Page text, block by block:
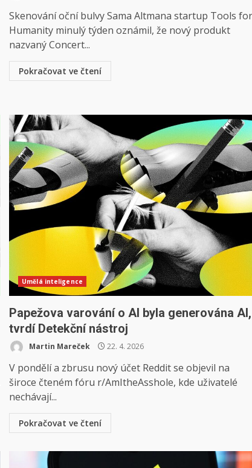
Skenování oční bulvy Sama Altmana startup Tools
Humanity minulý týden oznámil, že nový produkt
nazvaný Concert...
Pokračovat ve čtení
Umělá inteligence
Papežova varování o AI byla generována AI,
tvrdí Detekční nástroj
Martin Mareček 22. 4. 2026
V pondělí a zbrusu nový účet Reddit se objevil na
široce čteném fóru r/AmItheAsshole, kde uživatelé
nechávají...
Pokračovat ve čtení